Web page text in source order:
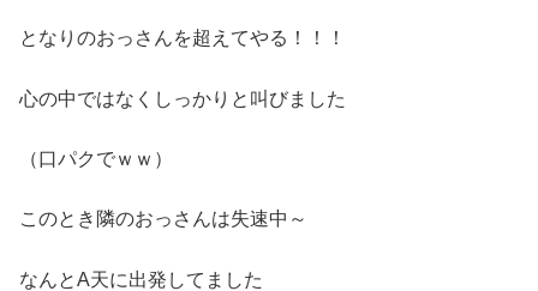
となりのおっさんを超えてやる！！！
心の中ではなくしっかりと叫びました
（口パクでｗｗ）
このとき隣のおっさんは失速中～
なんとA天に出発してました